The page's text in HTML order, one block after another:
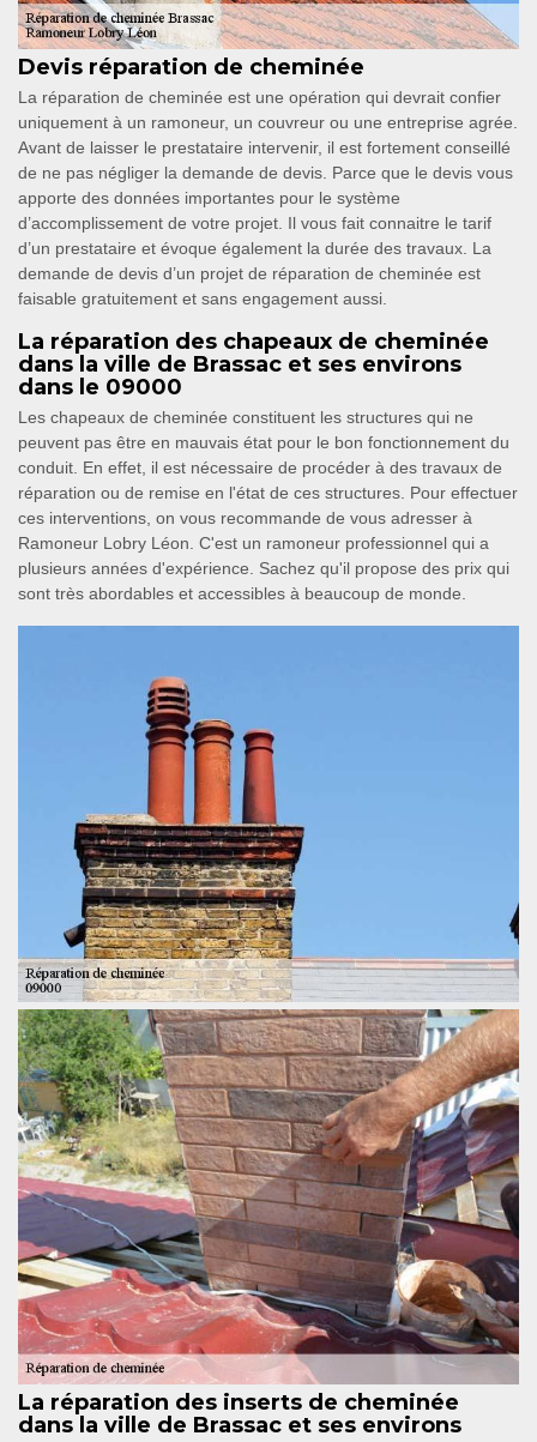
Devis réparation de cheminée
La réparation de cheminée est une opération qui devrait confier
uniquement à un ramoneur, un couvreur ou une entreprise agrée.
Avant de laisser le prestataire intervenir, il est fortement conseillé
de ne pas négliger la demande de devis. Parce que le devis vous
apporte des données importantes pour le système
d’accomplissement de votre projet. Il vous fait connaitre le tarif
d’un prestataire et évoque également la durée des travaux. La
demande de devis d’un projet de réparation de cheminée est
faisable gratuitement et sans engagement aussi.
La réparation des chapeaux de cheminée
dans la ville de Brassac et ses environs
dans le 09000
Les chapeaux de cheminée constituent les structures qui ne
peuvent pas être en mauvais état pour le bon fonctionnement du
conduit. En effet, il est nécessaire de procéder à des travaux de
réparation ou de remise en l'état de ces structures. Pour effectuer
ces interventions, on vous recommande de vous adresser à
Ramoneur Lobry Léon. C'est un ramoneur professionnel qui a
plusieurs années d'expérience. Sachez qu'il propose des prix qui
sont très abordables et accessibles à beaucoup de monde.
La réparation des inserts de cheminée
dans la ville de Brassac et ses environs